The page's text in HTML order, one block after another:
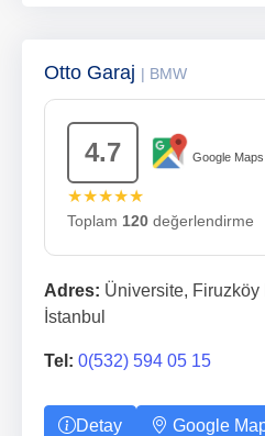
Otto Garaj | BMW
4.7 Google Maps
★★★★★
Toplam 120 değerlendirme
Adres: Üniversite, Firuzköy
İstanbul
Tel: 0(532) 594 05 15
Detay Google